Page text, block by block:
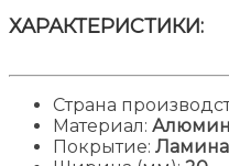
ХАРАКТЕРИСТИКИ:
Страна
Материал:
Покрытие: